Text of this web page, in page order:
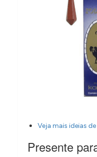
Veja mais ideias
Presente